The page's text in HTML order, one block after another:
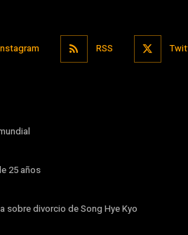
RSS
25 años
sobre divorcio de Song Hye Kyo